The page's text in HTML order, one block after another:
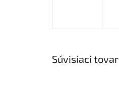
Súvisiaci tovar